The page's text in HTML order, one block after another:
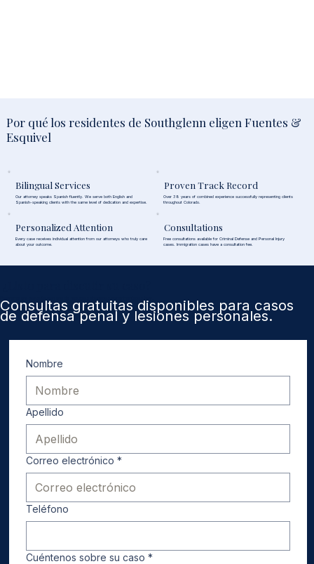
Por qué los residentes de Southglenn eligen Fuentes &
Esquivel
Bilingual Services
Our attorney speaks Spanish fluently. We serve both English and
Spanish-speaking clients with the same level of dedication and expertise.
Proven Track Record
Over 38 years of combined experience successfully representing clients
throughout Colorado.
Personalized Attention
Every case receives individual attention from our attorneys who truly care
about your outcome.
Consultations
Free consultations available for Criminal Defense and Personal Injury
cases. Immigration cases have a consultation fee.
Consultas gratuitas disponibles para casos
de defensa penal y lesiones personales.
Nombre
Apellido
Correo electrónico *
Teléfono
Cuéntenos sobre su caso *